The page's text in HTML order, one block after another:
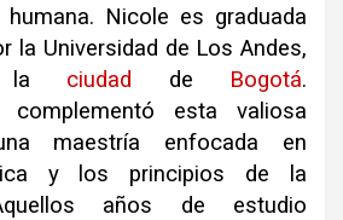
Nicole es graduada
la Universidad de Los Andes,
la ciudad de Bogotá.
complementó esta valiosa
maestría enfocada en
y los principios de la
años de estudio